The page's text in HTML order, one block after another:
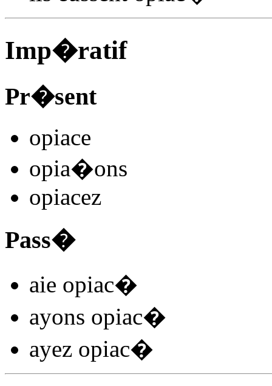
Imp�ratif
Pr�sent
opiace
opia�ons
opiacez
Pass�
aie opiac�
ayons opiac�
ayez opiac�